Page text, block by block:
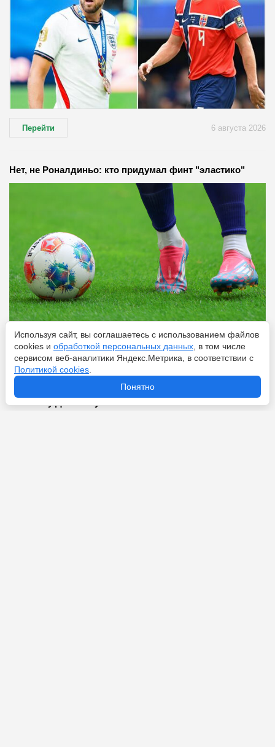
Перейти 6 августа 2026
Нет, не Роналдиньо: кто придумал финт "эластико"
Перейти 6 августа 2026
«Астон Вилла» ведёт переговоры с «Челси» по
Используя сайт, вы соглашаетесь с использованием файлов
cookies и обработкой персональных данных , в том числе
сервисом веб-аналитики Яндекс.Метрика, в соответствии с
Политикой cookies
Понятно